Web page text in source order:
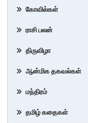
கோவில்கள்
ராசி பலன்
திருவிழா
ஆன்மிக தகவல்கள்
மந்திரம்
தமிழ் கதைகள்